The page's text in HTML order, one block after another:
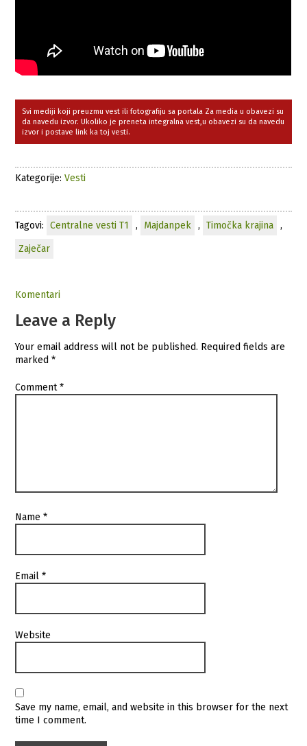
Svi mediji koji preuzmu vest ili fotografiju sa portala Za media u obavezi su
da navedu izvor. Ukoliko je preneta integralna vest,u obavezi su da navedu
izvor i postave link ka toj vesti.
Kategorije:Vesti
Tagovi: Centralne vesti T1 , Majdanpek , Timočka krajina
,
Zaječar
Komentari
Leave a Reply
Your email address will not be published. Required fields are
marked*
Comment*
Name*
Email*
Website
Save my name, email, and website in this browser for the next
time I comment.